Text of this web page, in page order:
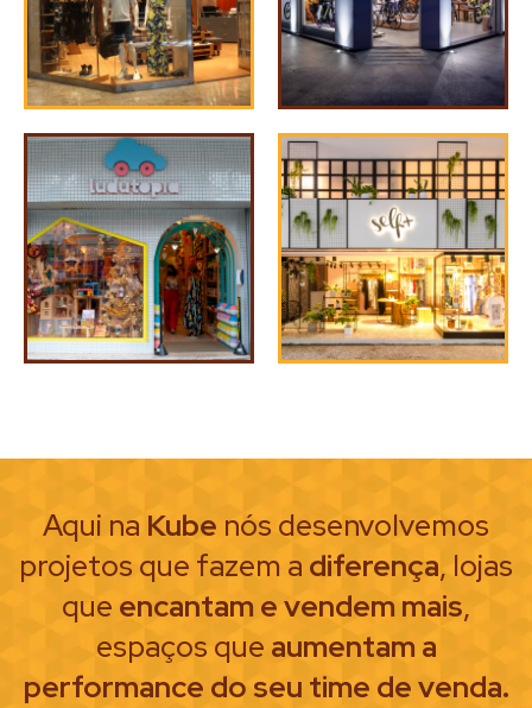
Aqui na Kube nós desenvolvemos
projetos que fazem a diferença, lojas
que encantam e vendem mais,
espaços que aumentam a
performance do seu time de venda.